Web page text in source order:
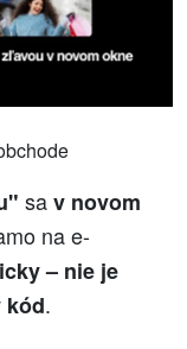
sav novom
na e-
– nie je
kód.